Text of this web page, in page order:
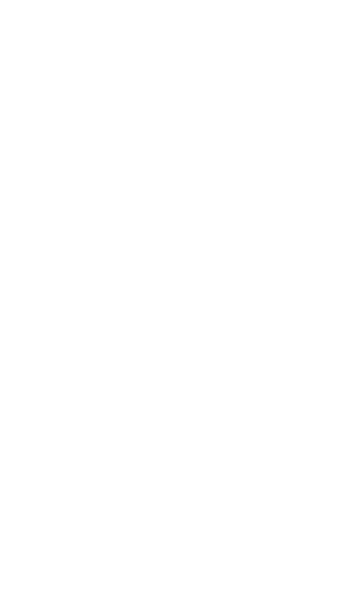
ラウンドファス
背面ポケットな
内部には15イン
裏面にPU加工を